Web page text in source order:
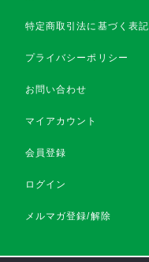
特定商取引法に基づく表記
プライバシーポリシー
お問い合わせ
マイアカウント
会員登録
ログイン
メルマガ登録/解除